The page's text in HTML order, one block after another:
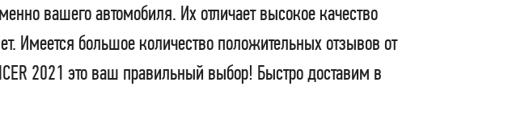
вашего автомобиля. Их отличает высокое качество
Имеется большое количество положительных отзывов от
2021 это ваш правильный выбор! Быстро доставим в